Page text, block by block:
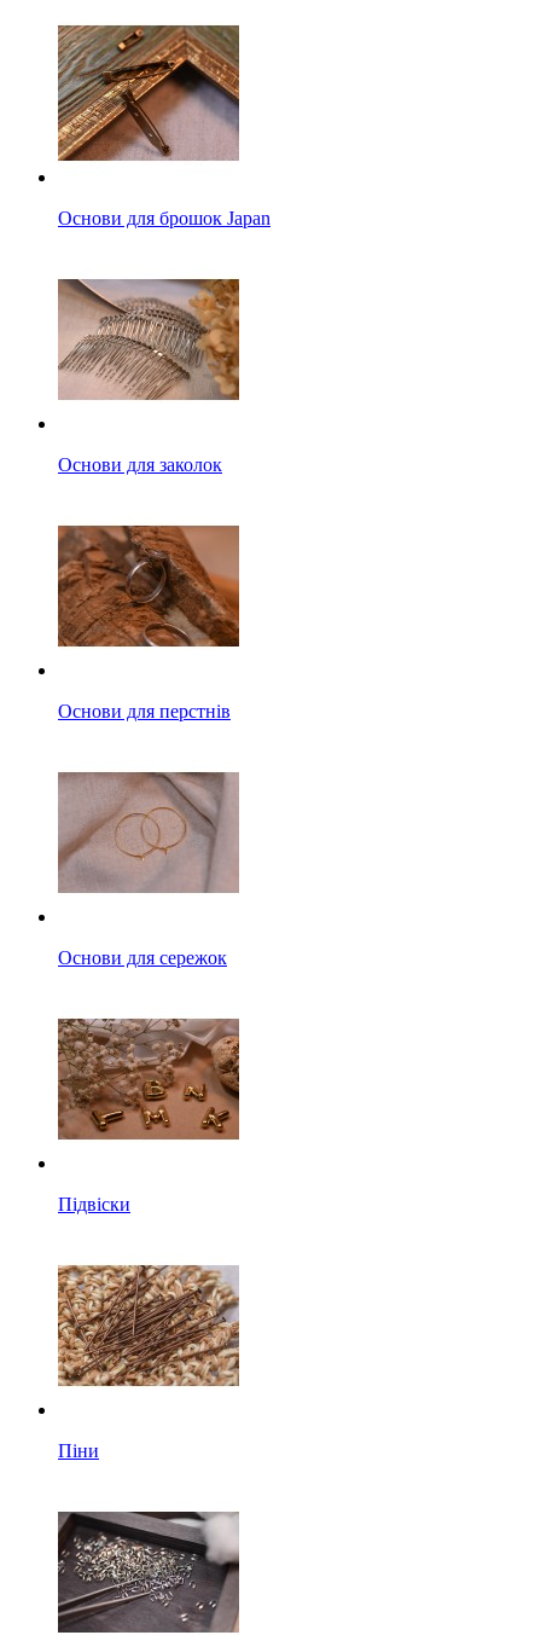
Основи для брошок Japan
Основи для заколок
Основи для перстнів
Основи для сережок
Підвіски
Піни